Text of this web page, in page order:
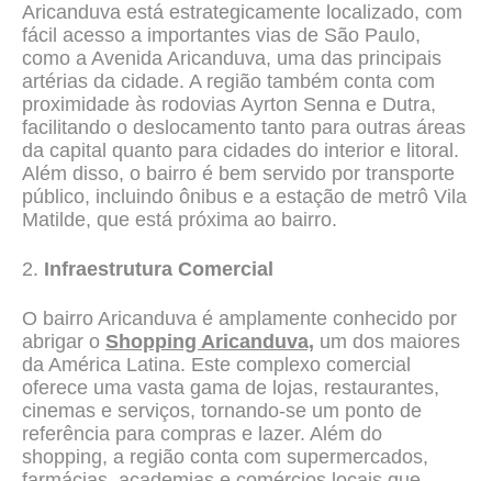
Aricanduva está estrategicamente localizado, com
fácil acesso a importantes vias de São Paulo,
como a Avenida Aricanduva, uma das principais
artérias da cidade. A região também conta com
proximidade às rodovias Ayrton Senna e Dutra,
facilitando o deslocamento tanto para outras áreas
da capital quanto para cidades do interior e litoral.
Além disso, o bairro é bem servido por transporte
público, incluindo ônibus e a estação de metrô Vila
Matilde, que está próxima ao bairro.
2. Infraestrutura Comercial
O bairro Aricanduva é amplamente conhecido por
abrigar o Shopping Aricanduva, um dos maiores
da América Latina. Este complexo comercial
oferece uma vasta gama de lojas, restaurantes,
cinemas e serviços, tornando-se um ponto de
referência para compras e lazer. Além do
shopping, a região conta com supermercados,